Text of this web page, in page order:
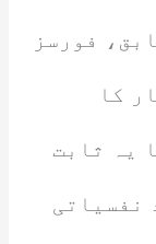
فورسز
کا
یہ ثابت
نفسیاتی